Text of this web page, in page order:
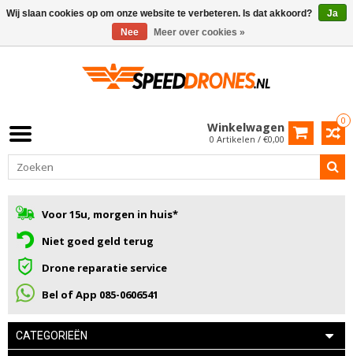
0
Winkelwagen
0 Artikelen / €0,00
Voor 15u, morgen in huis*
Niet goed geld terug
Drone reparatie service
Bel of App 085-0606541
CATEGORIEËN
Wij slaan cookies op om onze website te verbeteren. Is dat akkoord?
Ja
Nee
Meer over cookies »